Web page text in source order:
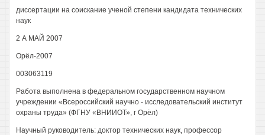
диссертации на соискание ученой степени кандидата технических
наук
2 А МАЙ 2007
Орёл-2007
003063119
Работа выполнена в федеральном государственном научном
учреждении «Всероссийский научно - исследовательский институт
охраны труда» (ФГНУ «ВНИИОТ», г Орёл)
Научный руководитель: доктор технических наук, профессор